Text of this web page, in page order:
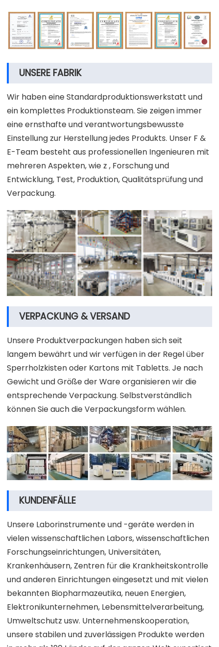
UNSERE FABRIK
Wir haben eine Standardproduktionswerkstatt und
ein komplettes Produktionsteam. Sie zeigen immer
eine ernsthafte und verantwortungsbewusste
Einstellung zur Herstellung jedes Produkts. Unser F &
E-Team besteht aus professionellen Ingenieuren mit
mehreren Aspekten, wie z , Forschung und
Entwicklung, Test, Produktion, Qualitätsprüfung und
Verpackung.
VERPACKUNG & VERSAND
Unsere Produktverpackungen haben sich seit
langem bewährt und wir verfügen in der Regel über
Sperrholzkisten oder Kartons mit Tabletts. Je nach
Gewicht und Größe der Ware organisieren wir die
entsprechende Verpackung. Selbstverständlich
können Sie auch die Verpackungsform wählen.
KUNDENFÄLLE
Unsere Laborinstrumente und -geräte werden in
vielen wissenschaftlichen Labors, wissenschaftlichen
Forschungseinrichtungen, Universitäten,
Krankenhäusern, Zentren für die Krankheitskontrolle
und anderen Einrichtungen eingesetzt und mit vielen
bekannten Biopharmazeutika, neuen Energien,
Elektronikunternehmen, Lebensmittelverarbeitung,
Umweltschutz usw. Unternehmenskooperation,
unsere stabilen und zuverlässigen Produkte werden